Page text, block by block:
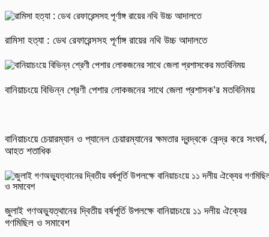
রামিসা হত্যা : ডেথ রেফারেন্সসহ পূর্ণাঙ্গ রায়ের নথি উচ্চ আদালতে
বানিয়াচংয়ে বিভিন্ন শ্রেণী পেশার লোকজনের সাথে জেলা প্রশাসক’র মতবিনিময়
বানিয়াচংয়ে চেয়ারম্যান ও প্যানেল চেয়ারম্যানের ক্ষমতার দ্বন্দ্বকে কেন্দ্র করে সংঘর্ষ,
আহত শতাধিক
জুলাই গণঅভ্যুত্থানের দ্বিতীয় বর্ষপূর্তি উপলক্ষে বানিয়াচংয়ে ১১ দলীয় ঐক্যের
গণমিছিল ও সমাবেশ